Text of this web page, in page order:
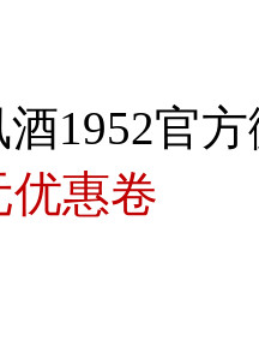
1952官
优惠卷